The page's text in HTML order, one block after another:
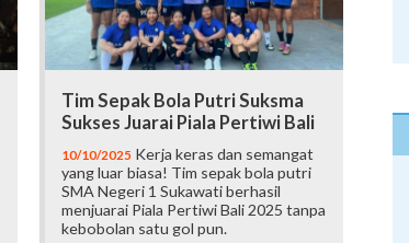
Tim Sepak Bola Putri Suksma
Sukses Juarai Piala Pertiwi Bali
10/10/2025 Kerja keras dan semangat
yang luar biasa! Tim sepak bola putri
SMA Negeri 1 Sukawati berhasil
menjuarai Piala Pertiwi Bali 2025 tanpa
kebobolan satu gol pun.